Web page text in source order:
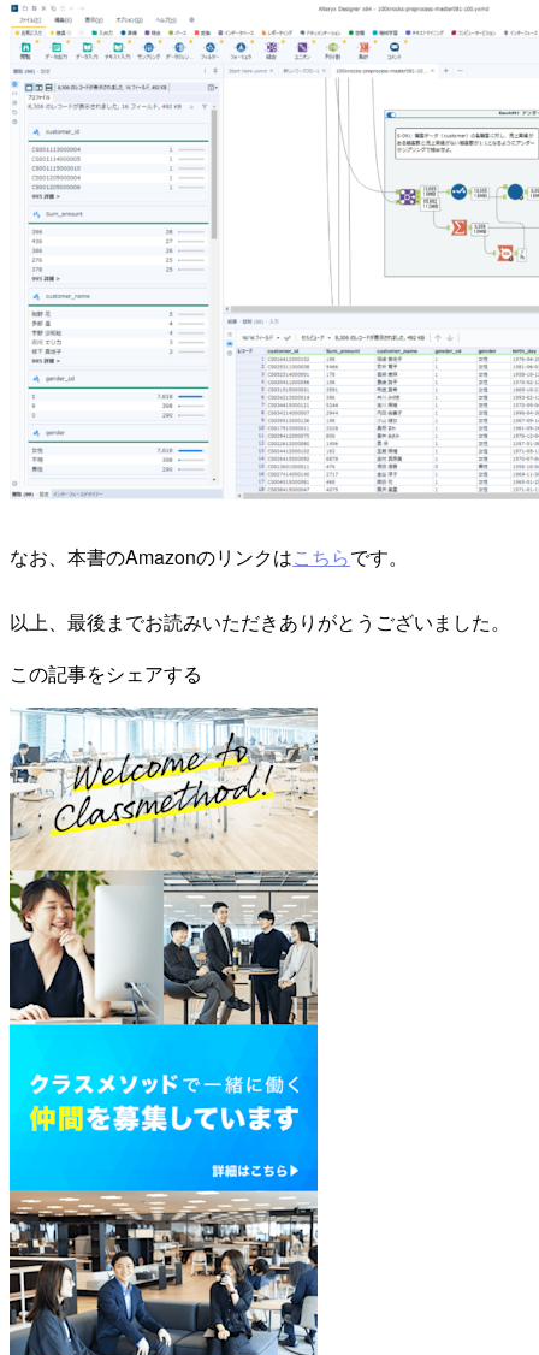
なお、本書のAmazonのリンクはこちらです。
以上、最後までお読みいただきありがとうございました。
この記事をシェアする